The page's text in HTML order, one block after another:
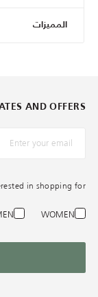
المميزات
AND OFFERS!
*البريد الإلكترونيّ
in shopping for?
WOMEN